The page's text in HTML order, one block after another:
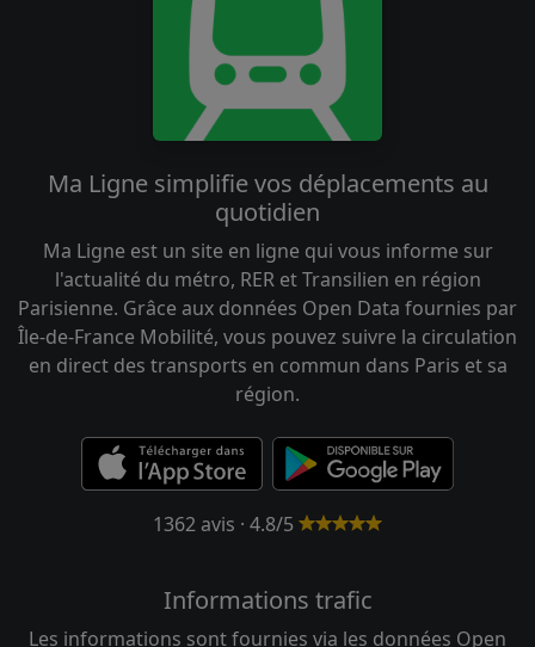
Ma Ligne simplifie vos déplacements au
quotidien
Ma Ligne est un site en ligne qui vous informe sur
l'actualité du métro, RER et Transilien en région
Parisienne. Grâce aux données Open Data fournies par
Île-de-France Mobilité, vous pouvez suivre la circulation
en direct des transports en commun dans Paris et sa
région.
1362 avis · 4.8/5
Informations trafic
Les informations sont fournies via les données Open